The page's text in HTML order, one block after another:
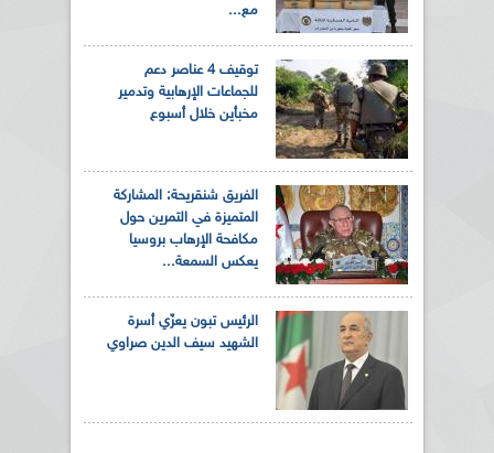
مع...
توقيف 4 عناصر دعم
للجماعات الإرهابية وتدمير
مخبأين خلال أسبوع
الفريق شنقريحة: المشاركة
المتميزة في التمرين حول
مكافحة الإرهاب بروسيا
يعكس السمعة...
الرئيس تبون يعزّي أسرة
الشهيد سيف الدين صراوي